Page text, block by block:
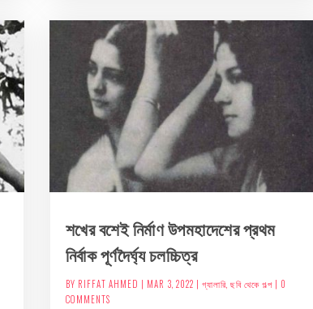
শখের বশেই নির্মাণ উপমহাদেশের প্রথম
নির্বাক পূর্ণদৈর্ঘ্য চলচ্চিত্র
BY RIFFAT AHMED | MAR 3, 2022 | গ্যালারি, ছবি থেকে গল্প| 0
COMMENTS